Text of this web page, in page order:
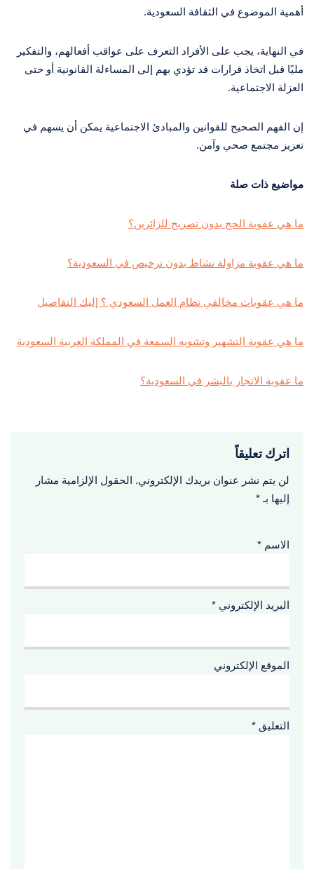
أهمية الموضوع في الثقافة السعودية.
في النهاية، يجب على الأفراد التعرف على عواقب أفعالهم، والتفكير
مليًا قبل اتخاذ قرارات قد تؤدي بهم إلى المساءلة القانونية أو حتى
العزلة الاجتماعية.
إن الفهم الصحيح للقوانين والمبادئ الاجتماعية يمكن أن يسهم في
تعزيز مجتمع صحي وآمن.
مواضيع ذات صلة
ما هي عقوبة الحج بدون تصريح للزائرين؟
ما هي عقوبة مزاولة نشاط بدون ترخيص في السعودية؟
ما هي عقوبات مخالفي نظام العمل السعودي ؟ إليك التفاصيل
ما هي عقوبة التشهير وتشويه السمعة في المملكة العربية السعودية
ما عقوبة الاتجار بالبشر في السعودية؟
اترك تعليقاً
لن يتم نشر عنوان بريدك الإلكتروني. الحقول الإلزامية مشار
إليها بـ *
الاسم *
البريد الإلكتروني *
الموقع الإلكتروني
التعليق *